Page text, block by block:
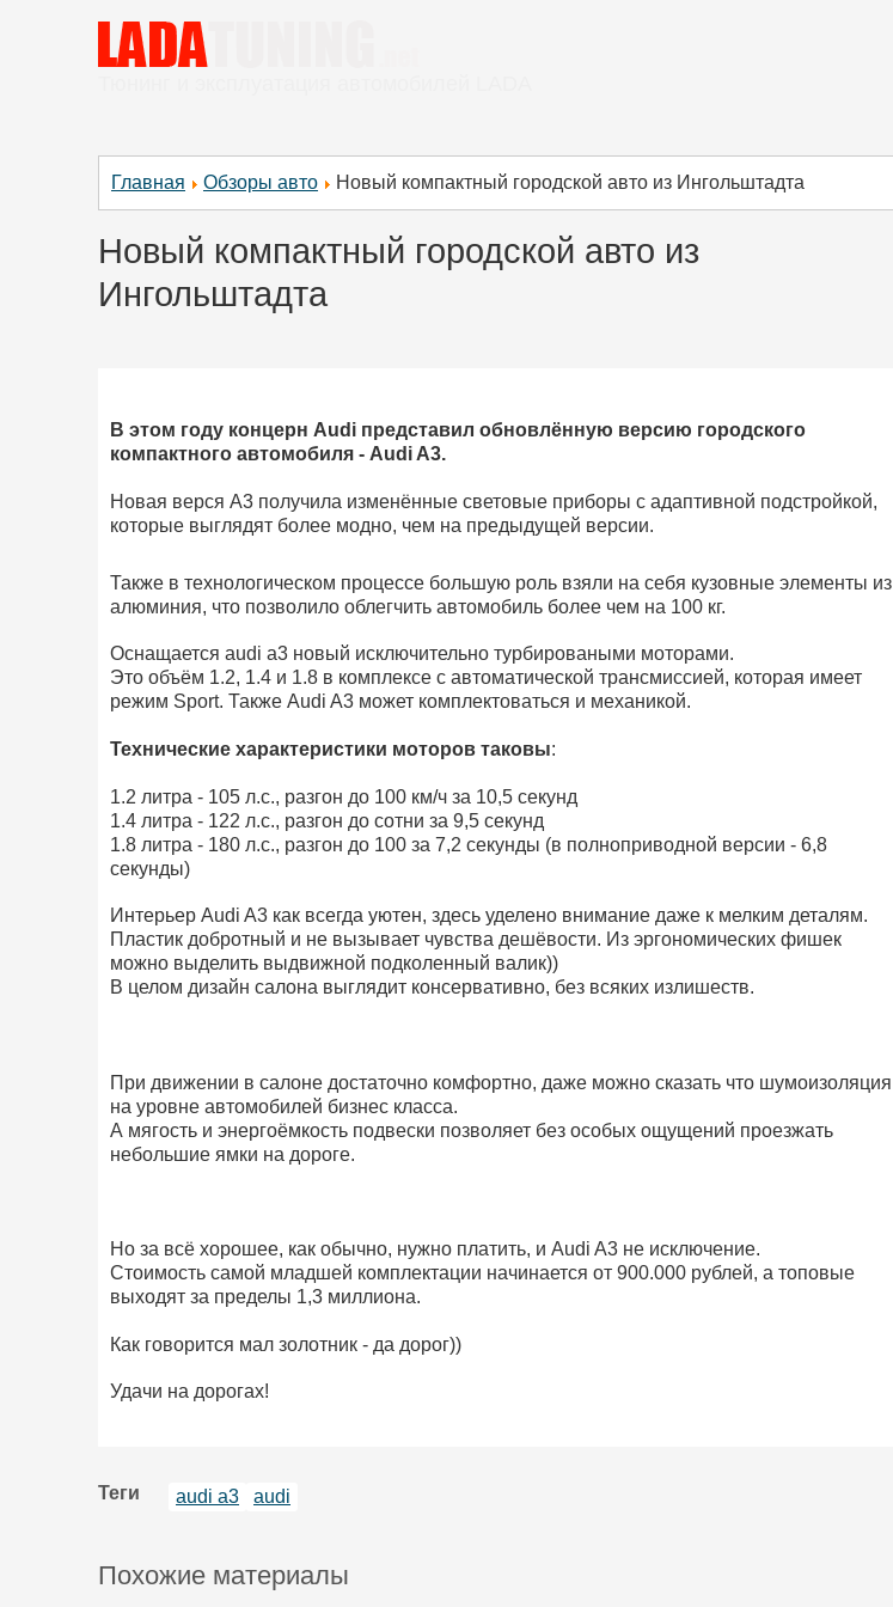
Главная Обзоры авто Новый компактный городской авто из Ингольштадта
Новый компактный городской авто из
Ингольштадта
В этом году концерн Audi представил обновлённую версию городского
компактного автомобиля - Audi A3.
Новая верся А3 получила изменённые световые приборы с адаптивной подстройкой,
которые выглядят более модно, чем на предыдущей версии.
Также в технологическом процессе большую роль взяли на себя кузовные элементы из
алюминия, что позволило облегчить автомобиль более чем на 100 кг.
Оснащается audi a3 новый исключительно турбироваными моторами.
Это объём 1.2, 1.4 и 1.8 в комплексе с автоматической трансмиссией, которая имеет
режим Sport. Также Audi A3 может комплектоваться и механикой.
Технические характеристики моторов таковы:
1.2 литра - 105 л.с., разгон до 100 км/ч за 10,5 секунд
1.4 литра - 122 л.с., разгон до сотни за 9,5 секунд
1.8 литра - 180 л.с., разгон до 100 за 7,2 секунды (в полноприводной версии - 6,8
секунды)
Интерьер Audi A3 как всегда уютен, здесь уделено внимание даже к мелким деталям.
Пластик добротный и не вызывает чувства дешёвости. Из эргономических фишек
можно выделить выдвижной подколенный валик))
В целом дизайн салона выглядит консервативно, без всяких излишеств.
При движении в салоне достаточно комфортно, даже можно сказать что шумоизоляция
на уровне автомобилей бизнес класса.
А мягость и энергоёмкость подвески позволяет без особых ощущений проезжать
небольшие ямки на дороге.
Но за всё хорошее, как обычно, нужно платить, и Audi A3 не исключение.
Стоимость самой младшей комплектации начинается от 900.000 рублей, а топовые
выходят за пределы 1,3 миллиона.
Как говорится мал золотник - да дорог))
Удачи на дорогах!
Теги audi a3 audi
Похожие материалы